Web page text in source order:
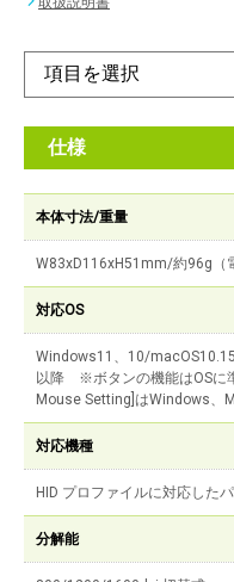
仕様
本体寸法/重量
W83xD116xH51mm/約96g（
対応OS
Windows11、10/
以降 ※ボタンの機能はOSに
Mouse Setting]はWindows、
対応機種
HID プロファイルに対応した
分解能